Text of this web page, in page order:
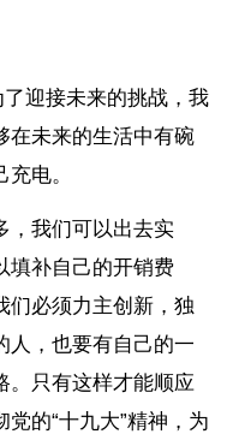
了迎接未来的挑战，我
在未来的生活中有碗
电。
，我们可以出去实
填补自己的开销费
们必须力主创新，独
人，也要有自己的一
。只有这样才能顺应
的“十九大”精神，为